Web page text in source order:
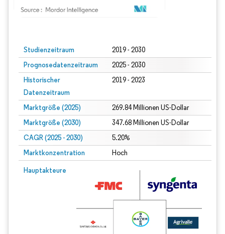
Studienzeitraum 2019 - 2030
Prognosedatenzeitraum 2025 - 2030
Historischer
Datenzeitraum
2019 - 2023
Marktgröße (2025) 269.84 Millionen US-Dollar
Marktgröße (2030) 347.68 Millionen US-Dollar
CAGR (2025 - 2030) 5.20%
Marktkonzentration Hoch
Hauptakteure